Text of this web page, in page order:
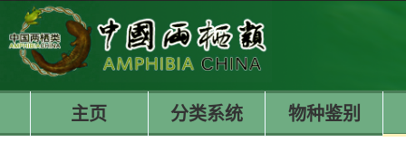
主页 分类系统 物种鉴别